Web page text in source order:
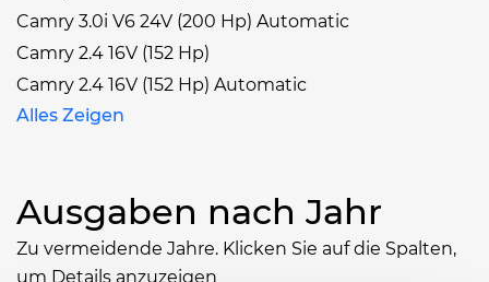
Camry 3.0i V6 24V (200 Hp) Automatic
Camry 2.4 16V (152 Hp)
Camry 2.4 16V (152 Hp) Automatic
Alles Zeigen
Ausgaben nach Jahr
Zu vermeidende Jahre. Klicken Sie auf die Spalten,
um Details anzuzeigen